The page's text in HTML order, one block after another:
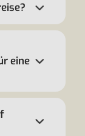
eine